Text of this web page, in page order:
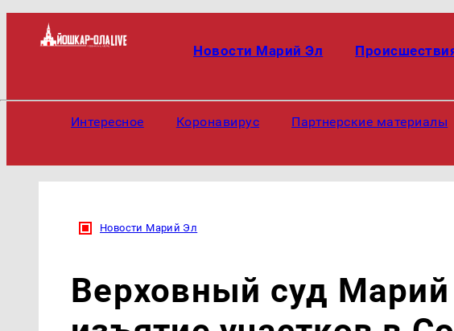
Новости Марий Эл
Интересное Коронавирус Партнерские материалы
Новости Марий Эл
Верховный суд